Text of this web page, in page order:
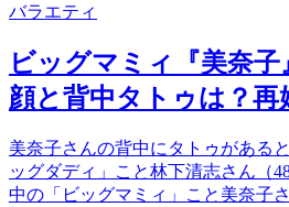
バラエティ
ビッグマミィ『美奈子
顔と背中タトゥは？再
美奈子さんの背中にタトゥがある
ッグダディ」こと林下清志さん（
中の「ビッグマミィ」こと美奈子